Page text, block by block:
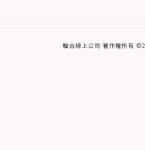
聯合線上公司 著作權所有